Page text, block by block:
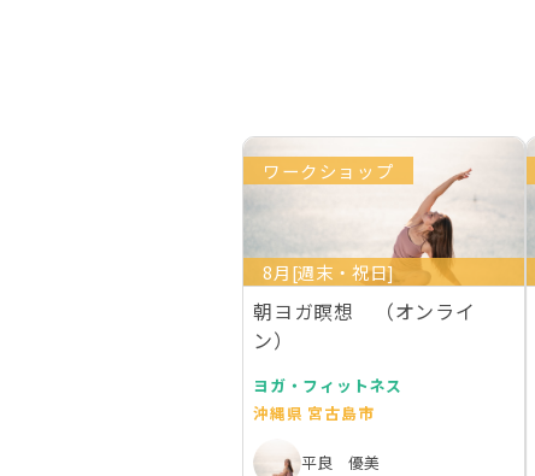
ワークショップ
8月[週末・祝日]
朝ヨガ瞑想 （オンライ
ン）
ヨガ・フィットネス
沖縄県 宮古島市
平良 優美